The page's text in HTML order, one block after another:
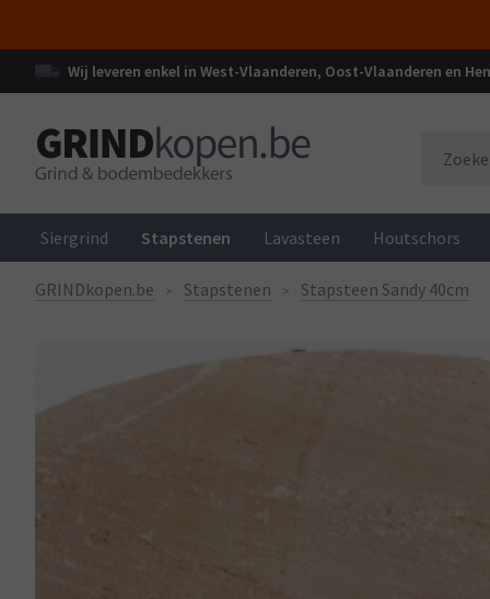
Wij leveren enkel in West-Vlaanderen, Oost-Vlaanderen en
Siergrind Stapstenen Lavasteen Houtschors
GRINDkopen.be Stapstenen Stapsteen Sandy 40cm